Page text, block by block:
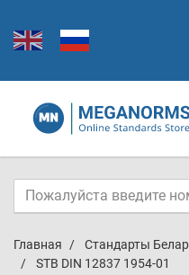
Главная Стандарты
STB DIN 12837 1954-01